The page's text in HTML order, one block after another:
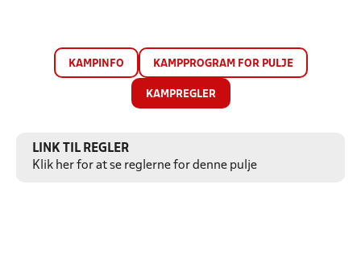
KAMPINFO KAMPPROGRAM FOR PULJE
KAMPREGLER
LINK TIL REGLER
Klik her for at se reglerne for denne pulje